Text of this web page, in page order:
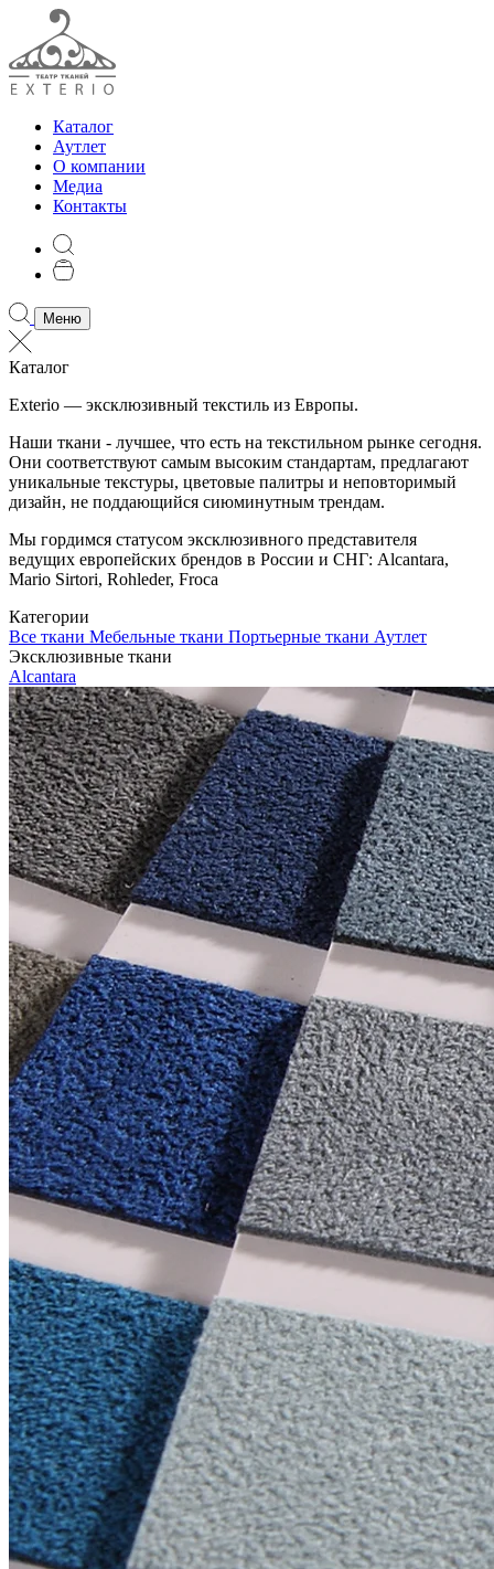
Каталог
Аутлет
О компании
Медиа
Контакты
Меню
Каталог
Exterio — эксклюзивный текстиль из Европы.
Наши ткани - лучшее, что есть на текстильном рынке сегодня.
Они соответствуют самым высоким стандартам, предлагают
уникальные текстуры, цветовые палитры и неповторимый
дизайн, не поддающийся сиюминутным трендам.
Мы гордимся статусом эксклюзивного представителя
ведущих европейских брендов в России и СНГ: Alcantara,
Mario Sirtori, Rohleder, Froca
Категории
Все ткани Мебельные ткани Портьерные ткани Аутлет
Эксклюзивные ткани
Alcantara